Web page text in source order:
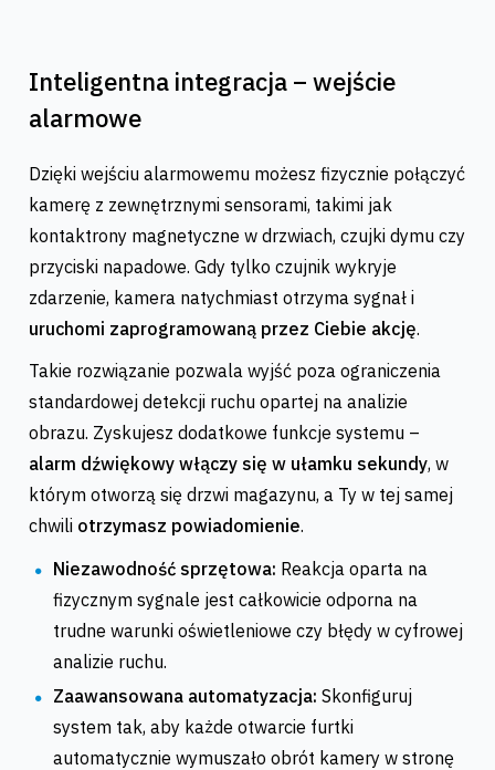
Inteligentna integracja – wejście
alarmowe
Dzięki wejściu alarmowemu możesz fizycznie połączyć
kamerę z zewnętrznymi sensorami, takimi jak
kontaktrony magnetyczne w drzwiach, czujki dymu czy
przyciski napadowe. Gdy tylko czujnik wykryje
zdarzenie, kamera natychmiast otrzyma sygnał i
uruchomi zaprogramowaną przez Ciebie akcję.
Takie rozwiązanie pozwala wyjść poza ograniczenia
standardowej detekcji ruchu opartej na analizie
obrazu. Zyskujesz dodatkowe funkcje systemu –
alarm dźwiękowy włączy się w ułamku sekundy, w
którym otworzą się drzwi magazynu, a Ty w tej samej
chwili otrzymasz powiadomienie.
Niezawodność sprzętowa: Reakcja oparta na
fizycznym sygnale jest całkowicie odporna na
trudne warunki oświetleniowe czy błędy w cyfrowej
analizie ruchu.
Zaawansowana automatyzacja: Skonfiguruj
system tak, aby każde otwarcie furtki
automatycznie wymuszało obrót kamery w stronę